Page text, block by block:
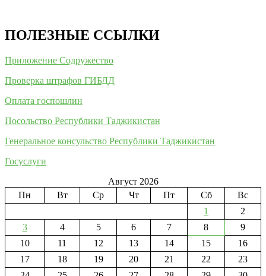
ПОЛЕЗНЫЕ ССЫЛКИ
Приложение Содружество
Проверка штрафов ГИБДД
Оплата госпошлин
Посольство Республики Таджикистан
Генеральное консульство Республики Таджикистан
Госуслуги
Август 2026
Пн
Вт Ср Чт Пт Сб
Вс
1
2
3
4 5 6 7 8
9
10
11 12 13 14 15
16
17
18 19 20 21 22
23